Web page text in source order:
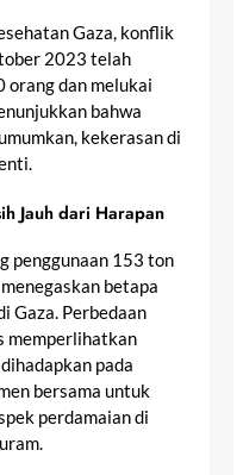
Gaza, konflik
2023 telah
orang dan melukai
bahwa
kekerasan di
Jauh dari Harapan
penggunaan 153 ton
betapa
Gaza. Perbedaan
memperlihatkan
pada
bersama untuk
perdamaian di